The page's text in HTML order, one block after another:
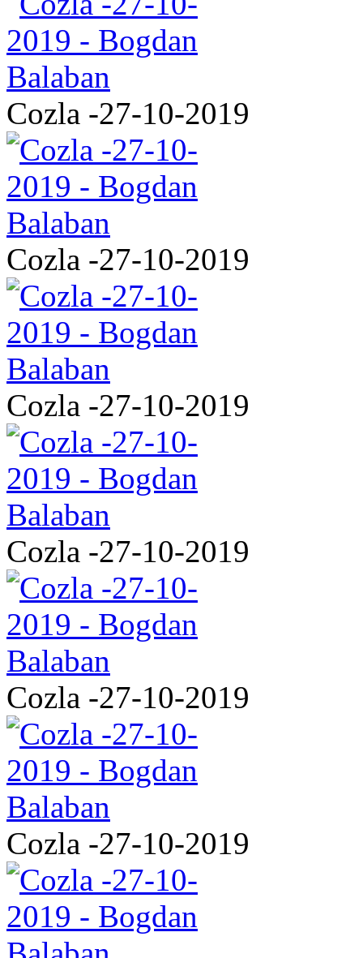
Cozla -27-10-2019
Cozla -27-10-2019
Cozla -27-10-2019
Cozla -27-10-2019
Cozla -27-10-2019
Cozla -27-10-2019